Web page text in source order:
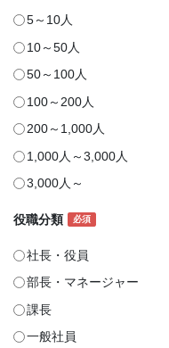
5～10人
10～50人
50～100人
100～200人
200～1,000人
1,000人～3,000人
3,000人～
役職分類 必須
社長・役員
部長・マネージャー
課長
一般社員